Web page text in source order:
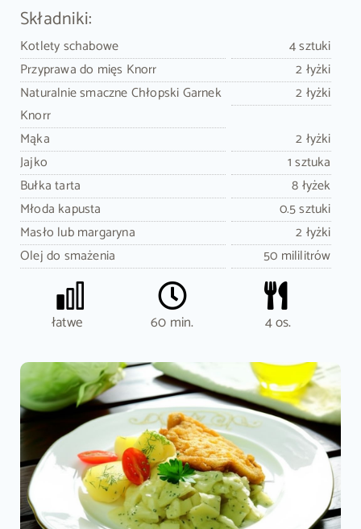
Search
Sklep PrimeCook
Składniki:
Kotlety schabowe
4 sztuki
Przyprawa do mięs Knorr
2 łyżki
Naturalnie smaczne Chłopski Garnek
Knorr
2 łyżki
Mąka
2 łyżki
Jajko
1 sztuka
Bułka tarta
8 łyżek
Młoda kapusta
0.5 sztuki
Masło lub margaryna
2 łyżki
Olej do smażenia
50 mililitrów
łatwe 60 min. 4 os.